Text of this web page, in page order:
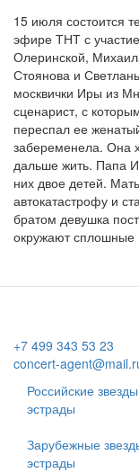
15 июля состоится
эфире ТНТ с
Олеринской,
Стоянова и
москвички Иры из
сценарист, с
переспал ее
забеременела. Она
дальше жить. Папа
них двое детей.
автокатастрофу и
братом девушка
окружают
+7 499 343 53 23
concert-
Российские звезды
эстрады
Зарубежные
эстрады